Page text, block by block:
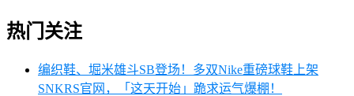
热门关注
编织鞋、堀米雄斗SB登场！多双Nike重磅球鞋上架
SNKRS官网，「这天开始」跪求运气爆棚！